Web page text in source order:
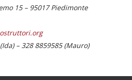
15 – 95017 Piedimonte
– 328 8859585 (Mauro)